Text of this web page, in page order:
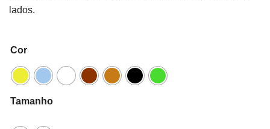
lados.
Cor
Tamanho